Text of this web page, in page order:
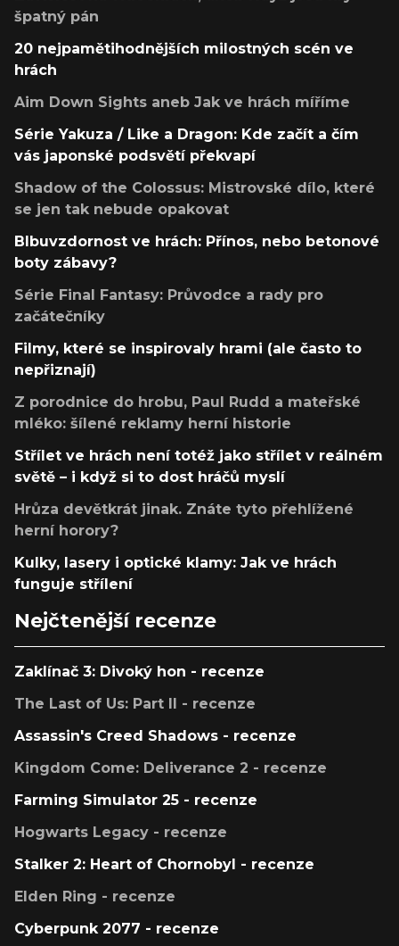
špatný pán
20 nejpamětihodnějších milostných scén ve
hrách
Aim Down Sights aneb Jak ve hrách míříme
Série Yakuza / Like a Dragon: Kde začít a čím
vás japonské podsvětí překvapí
Shadow of the Colossus: Mistrovské dílo, které
se jen tak nebude opakovat
Blbuvzdornost ve hrách: Přínos, nebo betonové
boty zábavy?
Série Final Fantasy: Průvodce a rady pro
začátečníky
Filmy, které se inspirovaly hrami (ale často to
nepřiznají)
Z porodnice do hrobu, Paul Rudd a mateřské
mléko: šílené reklamy herní historie
Střílet ve hrách není totéž jako střílet v reálném
světě – i když si to dost hráčů myslí
Hrůza devětkrát jinak. Znáte tyto přehlížené
herní horory?
Kulky, lasery i optické klamy: Jak ve hrách
funguje střílení
Nejčtenější recenze
Zaklínač 3: Divoký hon - recenze
The Last of Us: Part II - recenze
Assassin's Creed Shadows - recenze
Kingdom Come: Deliverance 2 - recenze
Farming Simulator 25 - recenze
Hogwarts Legacy - recenze
Stalker 2: Heart of Chornobyl - recenze
Elden Ring - recenze
Cyberpunk 2077 - recenze